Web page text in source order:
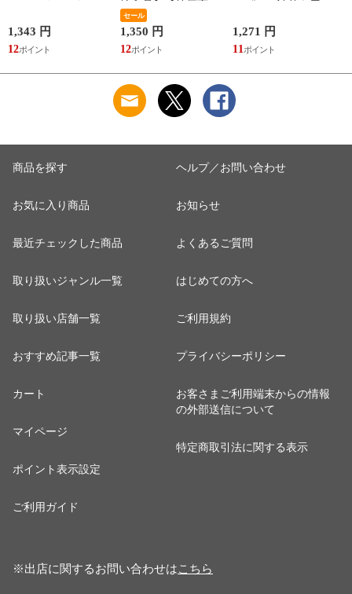
ィル） 350mL
1,343 円
12
品】【大人気商品】
※お一人様24点限り
セール
1,350 円
12
1,271 円
11
商品を探す
お気に入り商品
最近チェックした商品
取り扱いジャンル一覧
取り扱い店舗一覧
おすすめ記事一覧
カート
マイページ
ポイント表示設定
ご利用ガイド
ヘルプ／お問い合わせ
お知らせ
よくあるご質問
はじめての方へ
ご利用規約
プライバシーポリシー
お客さまご利用端末からの情報
の外部送信について
特定商取引法に関する表示
※出店に関するお問い合わせはこちら